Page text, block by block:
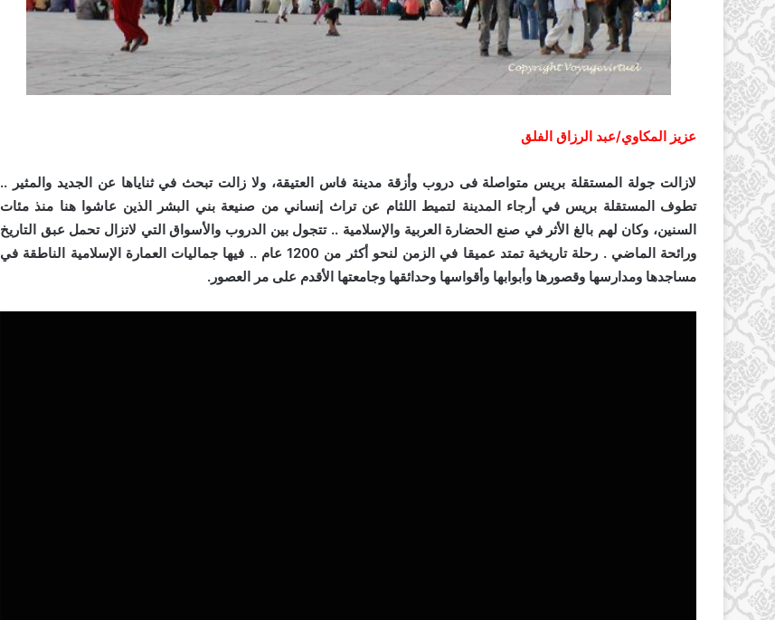
عزيز المكاوي/عبد الرزاق الفلق
لازالت جولة المستقلة بريس متواصلة فى دروب وأزقة مدينة فاس العتيقة، ولا زالت تبحث في ثناياها عن الجديد والمثير ..
تطوف المستقلة بريس في أرجاء المدينة لتميط اللثام عن تراث إنساني من صنيعة بني البشر الذين عاشوا هنا منذ مئات
السنين، وكان لهم بالغ الأثر في صنع الحضارة العربية والإسلامية .. تتجول بين الدروب والأسواق التي لاتزال تحمل عبق التاريخ
ورائحة الماضي . رحلة تاريخية تمتد عميقا في الزمن لنحو أكثر من 1200 عام .. فيها جماليات العمارة الإسلامية الناطقة في
مساجدها ومدارسها وقصورها وأبوابها وأقواسها وحدائقها وجامعتها الأقدم على مر العصور.